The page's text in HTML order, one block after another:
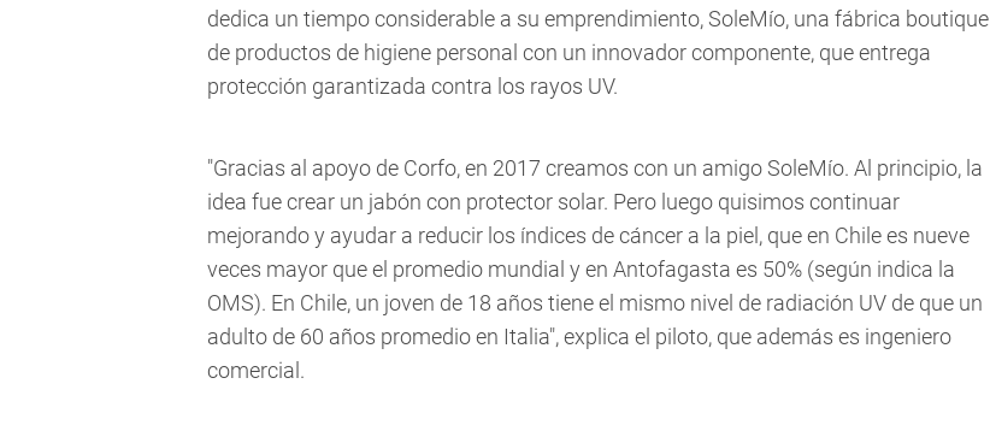
dedica un tiempo considerable a su emprendimiento, SoleMío, una fábrica boutique
de productos de higiene personal con un innovador componente, que entrega
protección garantizada contra los rayos UV.
"Gracias al apoyo de Corfo, en 2017 creamos con un amigo SoleMío. Al principio, la
idea fue crear un jabón con protector solar. Pero luego quisimos continuar
mejorando y ayudar a reducir los índices de cáncer a la piel, que en Chile es nueve
veces mayor que el promedio mundial y en Antofagasta es 50% (según indica la
OMS). En Chile, un joven de 18 años tiene el mismo nivel de radiación UV de que un
adulto de 60 años promedio en Italia", explica el piloto, que además es ingeniero
comercial.